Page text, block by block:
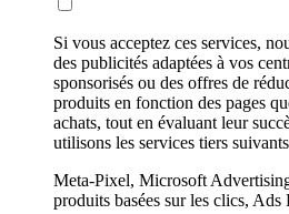
Si vous acceptez ces services,
des publicités adaptées à vos
sponsorisés ou des offres de
produits en fonction des pages
achats, tout en évaluant leur
utilisons les services tiers
Meta-Pixel, Microsoft
produits basées sur les clics, Ads